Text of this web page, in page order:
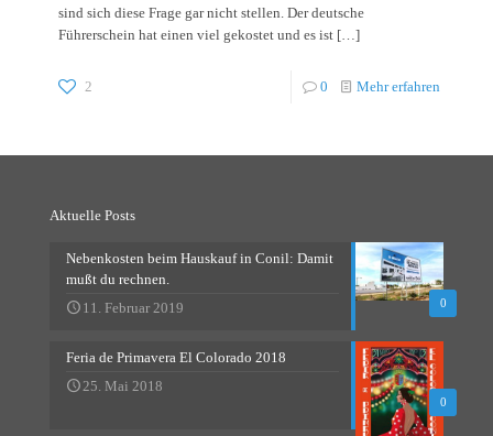
sind sich diese Frage gar nicht stellen. Der deutsche
Führerschein hat einen viel gekostet und es ist […]
2 0 Mehr erfahren
Aktuelle Posts
0
Nebenkosten beim Hauskauf in Conil: Damit
mußt du rechnen.
11. Februar 2019
0
Feria de Primavera El Colorado 2018
25. Mai 2018